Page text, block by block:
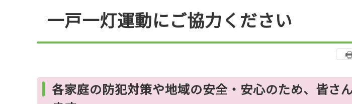
一戸一灯運動にご協力ください
各家庭の防犯対策や地域の安全・安心のため、皆さ